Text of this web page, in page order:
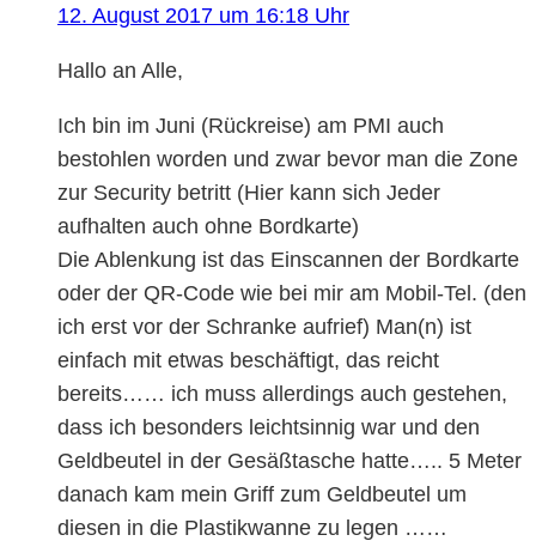
12. August 2017 um 16:18 Uhr
Hallo an Alle,
Ich bin im Juni (Rückreise) am PMI auch
bestohlen worden und zwar bevor man die Zone
zur Security betritt (Hier kann sich Jeder
aufhalten auch ohne Bordkarte)
Die Ablenkung ist das Einscannen der Bordkarte
oder der QR-Code wie bei mir am Mobil-Tel. (den
ich erst vor der Schranke aufrief) Man(n) ist
einfach mit etwas beschäftigt, das reicht
bereits…… ich muss allerdings auch gestehen,
dass ich besonders leichtsinnig war und den
Geldbeutel in der Gesäßtasche hatte….. 5 Meter
danach kam mein Griff zum Geldbeutel um
diesen in die Plastikwanne zu legen ……